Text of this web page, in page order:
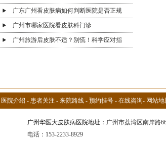
广东广州看皮肤病如何判断医院是否正规
广州市哪家医院看皮肤科门诊
广州旅游后皮肤不适？别慌！科学应对指
医院介绍 - 患者关注 - 来院路线- 预约挂号- 在线咨询- 网站地
广州华医大皮肤病医院地址 ：广州市荔湾区南岸路
电话：153-2233-8929